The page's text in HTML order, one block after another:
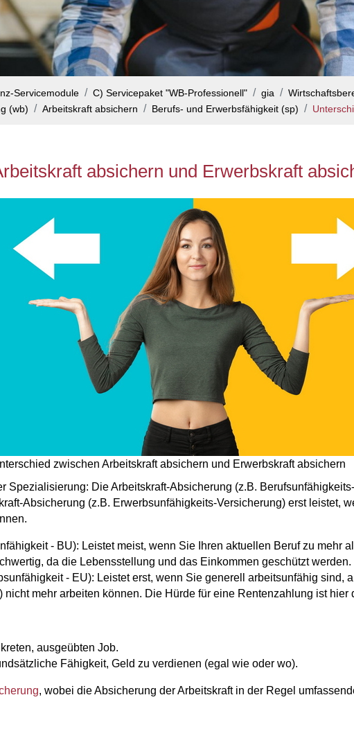
Servicemodule C) Servicepaket "WB-Professionell" gia
(wb)
Arbeitskraft absichern Berufs- und Erwerbsfähigkeit (sp)
absichern und Erwerbskraft
zwischen Arbeitskraft absichern und Erwerbskraft absichern
Spezialisierung: Die Arbeitskraft-Absicherung (z.B.
Absicherung (z.B. Erwerbsunfähigkeits-Versicherung) erst leistet,
- BU): Leistet meist, wenn Sie Ihren aktuellen Beruf zu mehr
da die Lebensstellung und das Einkommen geschützt werden.
- EU): Leistet erst, wenn Sie generell arbeitsunfähig sind,
nicht mehr arbeiten können. Die Hürde für eine Rentenzahlung ist hier
ausgeübten Job.
Fähigkeit, Geld zu verdienen (egal wie oder wo).
, wobei die Absicherung der Arbeitskraft in der Regel